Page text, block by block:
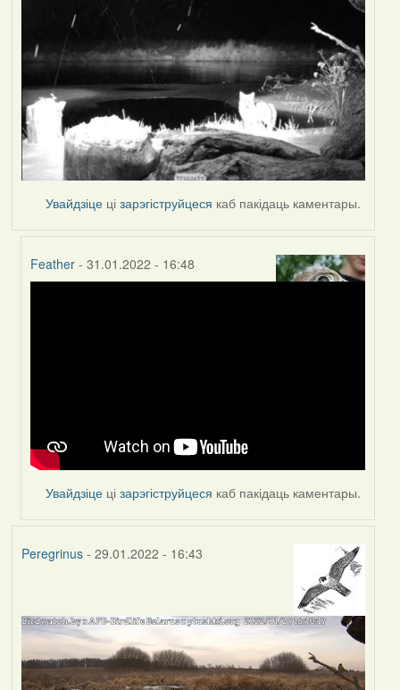
Увайдзіце цізарэгіструйцеся каб пакідаць каментары.
Feather - 31.01.2022 - 16:48
Увайдзіце цізарэгіструйцеся каб пакідаць каментары.
Peregrinus- 29.01.2022 - 16:43